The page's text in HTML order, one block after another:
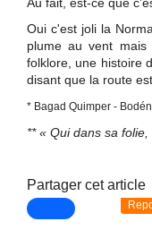
Oui c'est joli la
plume au vent
folklore, une histoire
disant que la route
* Bagad Quimper -
** « Qui dans sa
Partager cet article